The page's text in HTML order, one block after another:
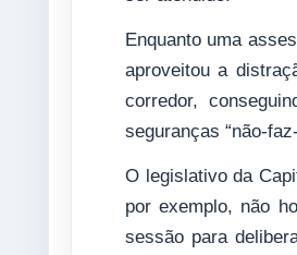
Enquanto uma
aproveitou a
corredor,
seguranças “não-
O legislativo da
por exemplo, não
sessão para